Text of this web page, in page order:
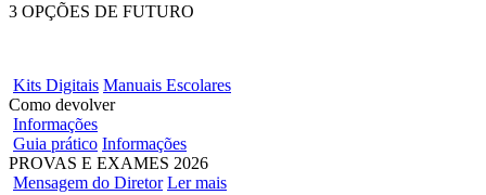
3 OPÇÕES DE FUTURO
Kits Digitais Manuais Escolares
Como devolver
Informações
Guia prático Informações
PROVAS E EXAMES 2026
Mensagem do Diretor Ler mais